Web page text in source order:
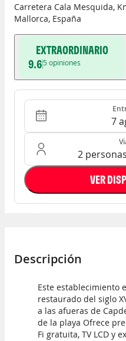
Carretera Cala Mesquida,
Mallorca, España
EXTRAORDINARIO
9.65 opiniones
Entrada - Salida
7
Ocupación: 2
2
VER
Descripción
Este establecimiento
restaurado del siglo
a las afueras de
de la playa Ofrece
Fi gratuita, TV LCD y